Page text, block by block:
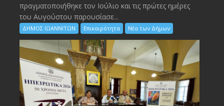
πραγματοποιήθηκε τον Ιούλιο και τις πρώτες ημέρες
του Αυγούστου παρουσίασε...
ΔΗΜΟΣ ΙΩΑΝΝΙΤΩΝ Επικαιρότητα Νέα των Δήμων